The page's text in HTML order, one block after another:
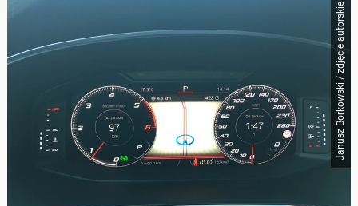
Janusz Borkowski / zdjęcie autorskie